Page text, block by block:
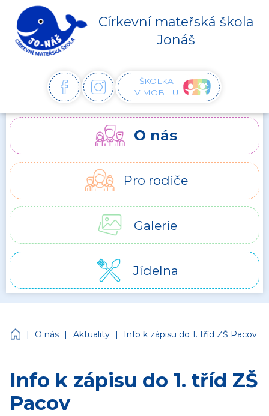
Církevní mateřská škola
Jonáš
FACEBOOKINSTAGRAM
ŠKOLKA
V MOBILU
O nás
Pro rodiče
Galerie
Jídelna
Církevní mateřská škola Jonáš
| O nás | Aktuality | Info k zápisu do 1. tříd ZŠ Pacov
Info k zápisu do 1. tříd ZŠ
Pacov